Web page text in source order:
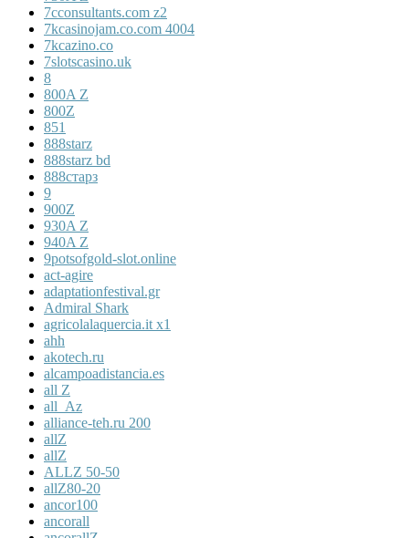
7cconsultants.com z2
7kcasinojam.co.com 4004
7kcazino.co
7slotscasino.uk
8
800A Z
800Z
851
888starz
888starz bd
888старз
9
900Z
930A Z
940A Z
9potsofgold-slot.online
act-agire
adaptationfestival.gr
Admiral Shark
agricolalaquercia.it x1
ahh
akotech.ru
alcampoadistancia.es
all Z
all_Az
alliance-teh.ru 200
allZ
allZ
ALLZ 50-50
allZ80-20
ancor100
ancorall